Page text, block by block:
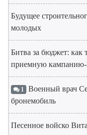
Будущее
молодых
Битва за бюджет: как
приемную кампанию-
1 Военный врач
бронемобиль
Песенное войско